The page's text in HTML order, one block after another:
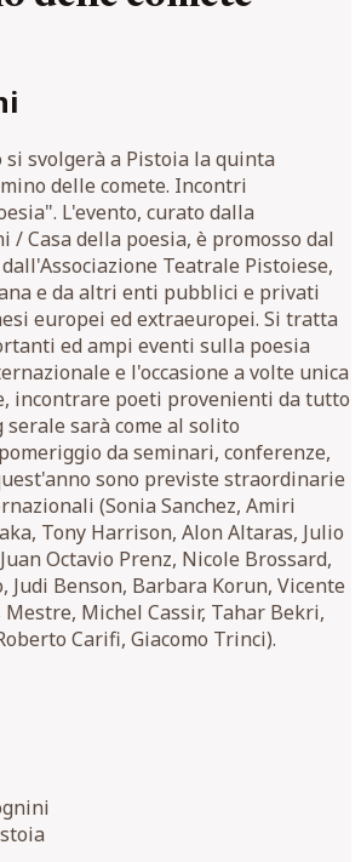
si svolgerà a Pistoia la quinta
delle comete. Incontri
L'evento, curato dalla
Casa della poesia, è promosso dal
Teatrale Pistoiese,
e da altri enti pubblici e privati
europei ed extraeuropei. Si tratta
ed ampi eventi sulla poesia
e l'occasione a volte unica
incontrare poeti provenienti da tutto
sarà come al solito
da seminari, conferenze,
sono previste straordinarie
(Sonia Sanchez, Amiri
Tony Harrison, Alon Altaras, Julio
Octavio Prenz, Nicole Brossard,
Judi Benson, Barbara Korun, Vicente
Mestre, Michel Cassir, Tahar Bekri,
Carifi, Giacomo Trinci).